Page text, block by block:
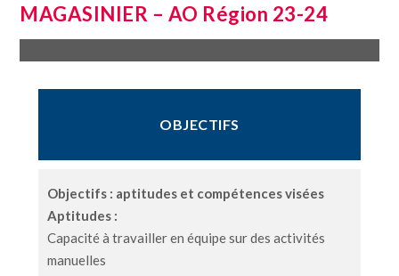
MAGASINIER – AO Région 23-24
OBJECTIFS
Objectifs : aptitudes et compétences visées
Aptitudes :
Capacité à travailler en équipe sur des activités
manuelles